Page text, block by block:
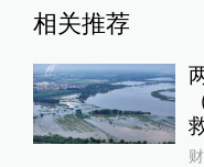
相关推荐